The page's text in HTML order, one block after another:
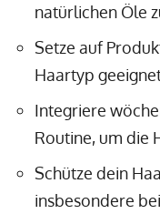
natürlichen Öle
Setze auf
Haartyp
Integriere
Routine, um die
Schütze dein
insbesondere